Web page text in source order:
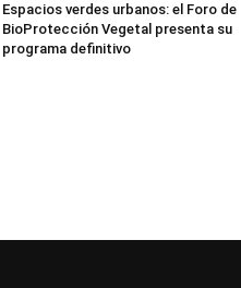
Espacios verdes urbanos: el Foro de
BioProtección Vegetal presenta su
programa definitivo